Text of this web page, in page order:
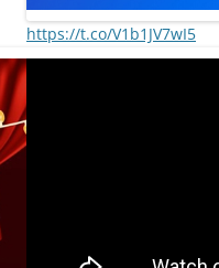
https://t.co/V1b1JV7wI5